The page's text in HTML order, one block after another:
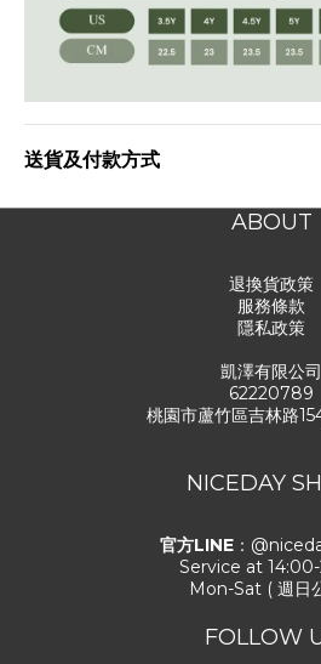
送貨及付款方式
ABOUT
退換貨政策
服務條款
隱私政策
凱澤有限公司
62220789
桃園市蘆竹區吉林路
NICEDAY
官方LINE ：
Service at
Mon-Sat ( 週日
FOLLOW